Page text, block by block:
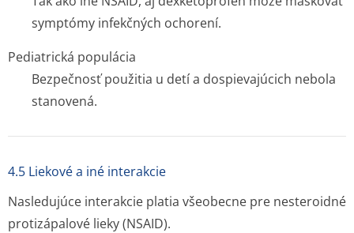
symptómy infekčných ochorení.
Pediatrická populácia
Bezpečnosť použitia u detí a dospievajúcich nebola
stanovená.
4.5 Liekové a iné interakcie
Nasledujúce interakcie platia všeobecne pre nesteroidné
protizápalové lieky (NSAID).